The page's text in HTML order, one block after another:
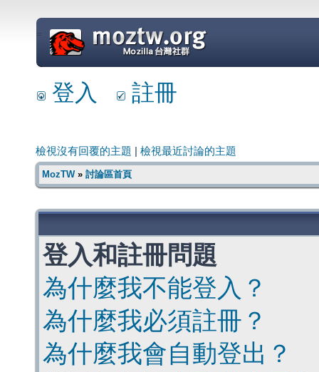
=
登入 註冊
檢視沒有回覆的主題 檢視最近討論的主題
MozTW» 討論區首頁
登入和註冊問題
為什麼我不能登入？
為什麼我必須註冊？
為什麼我會自動登出？